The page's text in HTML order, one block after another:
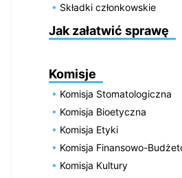
Składki członkowskie
Jak załatwić sprawę
Komisje
Komisja Stomatologiczna
Komisja Bioetyczna
Komisja Etyki
Komisja Finansowo-
Komisja Kultury